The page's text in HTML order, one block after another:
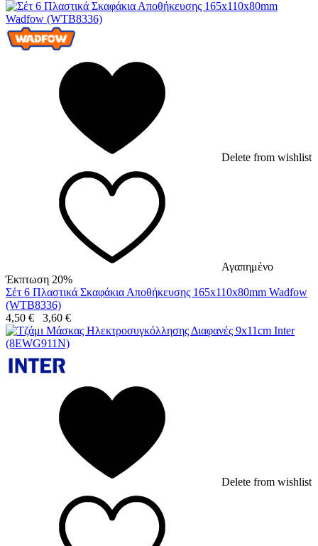
Delete from wishlist
Αγαπημένο
Έκπτωση 20%
Σέτ 6 Πλαστικά Σκαφάκια Αποθήκευσης 165x110x80mm Wadfow
(WTB8336)
4,50 € 3,60 €
Delete from wishlist